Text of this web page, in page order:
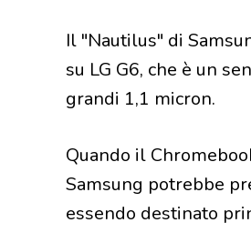
Il "Nautilus" di
su LG G6, che è un
grandi 1,1 micron.
Quando il
Samsung potrebbe
essendo destinato